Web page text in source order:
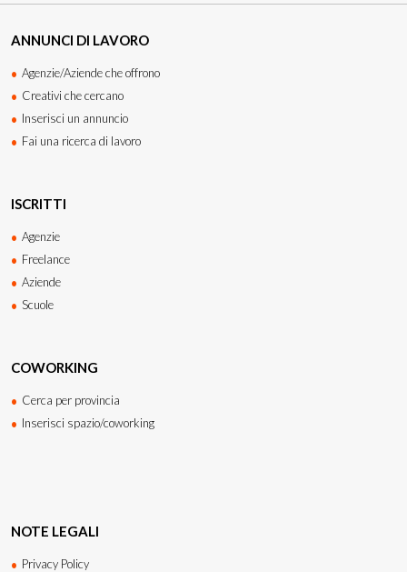
ANNUNCI DI LAVORO
Agenzie/Aziende che offrono
Creativi che cercano
Inserisci un annuncio
Fai una ricerca di lavoro
ISCRITTI
Agenzie
Freelance
Aziende
Scuole
COWORKING
Cerca per provincia
Inserisci spazio/coworking
NOTE LEGALI
Privacy Policy